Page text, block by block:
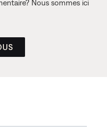
Nous sommes ici